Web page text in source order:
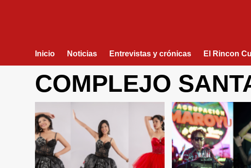
Inicio Noticias Entrevistas y crónicas El Rincon
COMPLEJO